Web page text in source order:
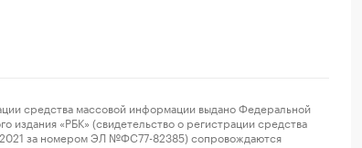
средства массовой информации выдано Федеральной
«РБК» (свидетельство о регистрации средства
за номером ЭЛ №ФС77-82385) сопровождаются